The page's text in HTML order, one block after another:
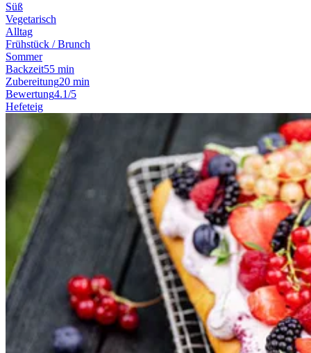
Süß
Vegetarisch
Alltag
Frühstück / Brunch
Sommer
Backzeit55 min
Zubereitung20 min
Bewertung4.1/5
Hefeteig